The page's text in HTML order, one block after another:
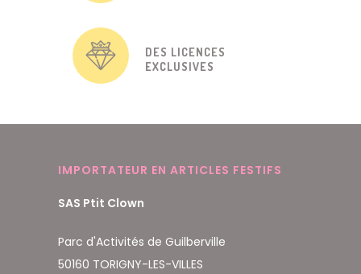
DES LICENCES
EXCLUSIVES
IMPORTATEUR EN ARTICLES FESTIFS
SAS Ptit Clown
Parc d'Activités de Guilberville
50160 TORIGNY-LES-VILLES